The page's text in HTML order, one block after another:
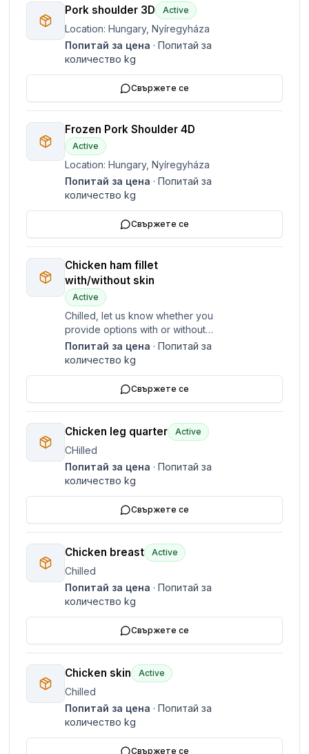
Pork shoulder 3D Active
Location: Hungary, Nyíregyháza
Попитай за цена ·Попитай за
количество kg
Свържете се
Frozen Pork Shoulder 4D
Active
Location: Hungary, Nyíregyháza
Попитай за цена ·Попитай за
количество kg
Свържете се
Chicken ham fillet
with/without skin
Active
Chilled, let us know whether you
provide options with or without
the skin
Попитай за цена ·Попитай за
количество kg
Свържете се
Chicken leg quarter Active
CHilled
Попитай за цена ·Попитай за
количество kg
Свържете се
Chicken breast Active
Chilled
Попитай за цена ·Попитай за
количество kg
Свържете се
Chicken skin Active
Chilled
Попитай за цена ·Попитай за
количество kg
Свържете се